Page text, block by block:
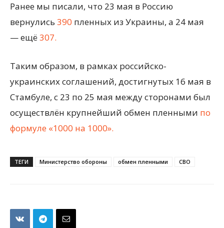
Ранее мы писали, что 23 мая в Россию
вернулись 390 пленных из Украины, а 24 мая
— ещё307.
Таким образом, в рамках российско-
украинских соглашений, достигнутых 16 мая в
Стамбуле, с 23 по 25 мая между сторонами был
осуществлён крупнейший обмен пленными по
формуле «1000 на 1000».
ТЕГИ Министерство обороны обмен пленными СВО